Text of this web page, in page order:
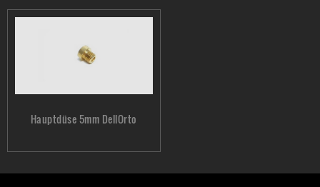
Hauptdüse 5mm DellOrto